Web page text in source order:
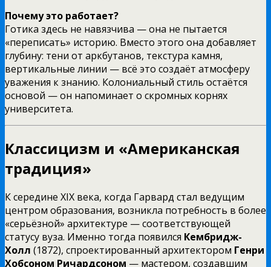
Почему это работает?
Готика здесь не навязчива — она не пытается
«переписать» историю. Вместо этого она добавляет
глубину: тени от аркбутанов, текстура камня,
вертикальные линии — всё это создаёт атмосферу
уважения к знанию. Колониальный стиль остаётся
основой — он напоминает о скромных корнях
университета.
Классицизм и «Американская
традиция»
К середине XIX века, когда Гарвард стал ведущим
центром образования, возникла потребность в более
«серьёзной» архитектуре — соответствующей
статусу вуза. Именно тогда появился Кембридж-
Холл (1872), спроектированный архитектором Генри
Хобсоном Ричардсоном — мастером, создавшим